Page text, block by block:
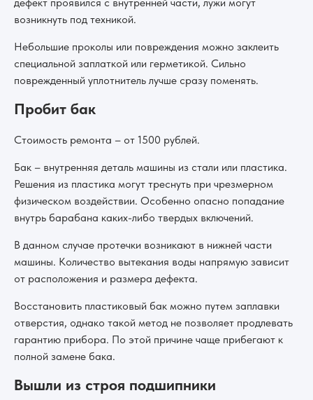
возникнуть под техникой.
Небольшие проколы или повреждения можно заклеить
специальной заплаткой или герметикой. Сильно
поврежденный уплотнитель лучше сразу поменять.
Пробит бак
Стоимость ремонта – от 1500 рублей.
Бак – внутренняя деталь машины из стали или пластика.
Решения из пластика могут треснуть при чрезмерном
физическом воздействии. Особенно опасно попадание
внутрь барабана каких-либо твердых включений.
В данном случае протечки возникают в нижней части
машины. Количество вытекания воды напрямую зависит
от расположения и размера дефекта.
Восстановить пластиковый бак можно путем заплавки
отверстия, однако такой метод не позволяет продлевать
гарантию прибора. По этой причине чаще прибегают к
полной замене бака.
Вышли из строя подшипники